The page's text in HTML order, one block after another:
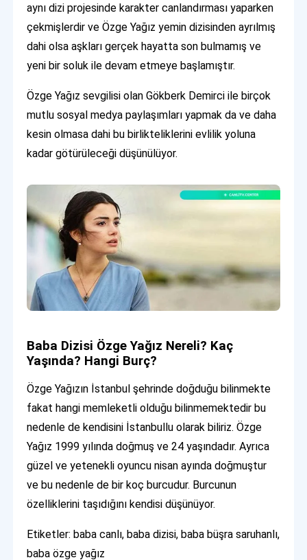
aynı dizi projesinde karakter canlandırması yaparken
çekmişlerdir ve Özge Yağız yemin dizisinden ayrılmış
dahi olsa aşkları gerçek hayatta son bulmamış ve
yeni bir soluk ile devam etmeye başlamıştır.
Özge Yağız sevgilisi olan Gökberk Demirci ile birçok
mutlu sosyal medya paylaşımları yapmak da ve daha
kesin olmasa dahi bu birlikteliklerini evlilik yoluna
kadar götürüleceği düşünülüyor.
Baba Dizisi Özge Yağız Nereli? Kaç
Yaşında? Hangi Burç?
Özge Yağızın İstanbul şehrinde doğduğu bilinmekte
fakat hangi memleketli olduğu bilinmemektedir bu
nedenle de kendisini İstanbullu olarak biliriz. Özge
Yağız 1999 yılında doğmuş ve 24 yaşındadır. Ayrıca
güzel ve yetenekli oyuncu nisan ayında doğmuştur
ve bu nedenle de bir koç burcudur. Burcunun
özelliklerini taşıdığını kendisi düşünüyor.
Etiketler: baba canlı, baba dizisi, baba büşra saruhanlı,
baba özge yağız